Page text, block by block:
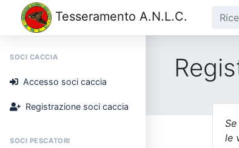
Tesseramento A.N.L.C.
SOCI CACCIA
Accesso soci caccia
Registrazione soci caccia
SOCI PESCATORI
le